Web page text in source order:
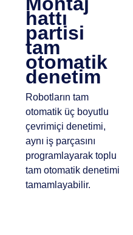
hattı
partisi
tam
otomatik
denetim
Robotların tam
otomatik üç boyutlu
çevrimiçi denetimi,
aynı iş parçasını
programlayarak toplu
tam otomatik denetimi
tamamlayabilir.